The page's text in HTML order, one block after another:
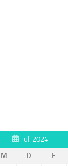
Juli 2024
M D F